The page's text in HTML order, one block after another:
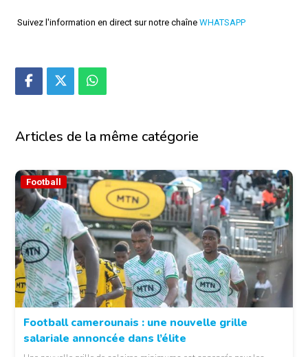
Suivez l'information en direct sur notre chaîne WHATSAPP
Articles de la même catégorie
Football
Football camerounais : une nouvelle grille
salariale annoncée dans l’élite